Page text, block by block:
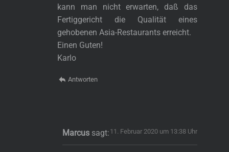
kann man nicht erwarten, daß das
Fertiggericht die Qualität eines
gehobenen Asia-Restaurants erreicht.
Einen Guten!
Karlo
Antworten
Marcus sagt: 11. Februar 2020 um 13:38 Uhr